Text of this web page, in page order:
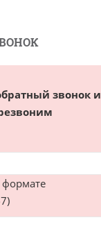
звонок и